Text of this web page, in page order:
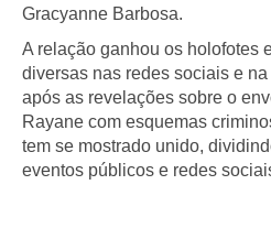
Gracyanne Barbosa.
A relação ganhou os holofotes
diversas nas redes sociais e
após as revelações sobre o
Rayane com esquemas
tem se mostrado unido,
eventos públicos e redes